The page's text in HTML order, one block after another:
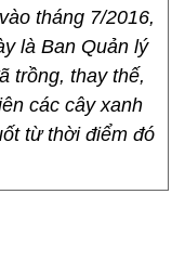
tháng 7/2016,
là Ban Quản lý
trồng, thay thế,
các cây xanh
từ thời điểm đó